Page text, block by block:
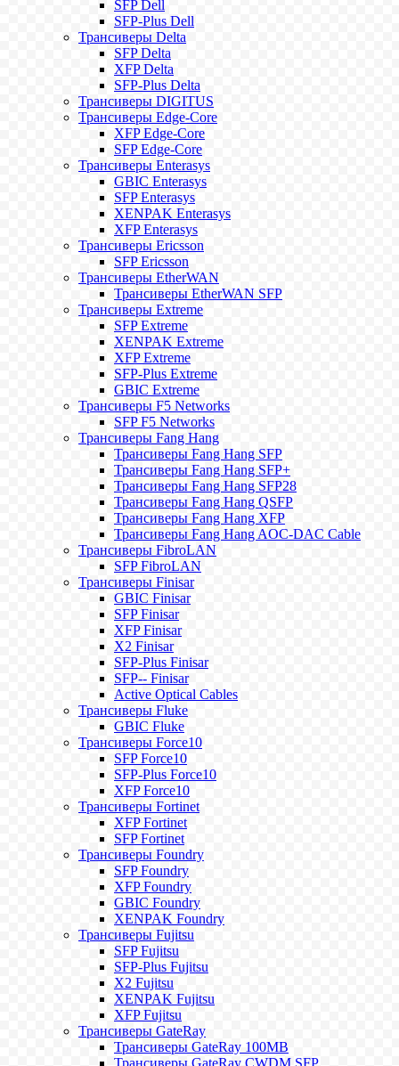
SFP Dell
SFP-Plus Dell
Трансиверы Delta
SFP Delta
XFP Delta
SFP-Plus Delta
Трансиверы DIGITUS
Трансиверы Edge-Core
XFP Edge-Core
SFP Edge-Core
Трансиверы Enterasys
GBIC Enterasys
SFP Enterasys
XENPAK Enterasys
XFP Enterasys
Трансиверы Ericsson
SFP Ericsson
Трансиверы EtherWAN
Трансиверы EtherWAN SFP
Трансиверы Extreme
SFP Extreme
XENPAK Extreme
XFP Extreme
SFP-Plus Extreme
GBIC Extreme
Трансиверы F5 Networks
SFP F5 Networks
Трансиверы Fang Hang
Трансиверы Fang Hang SFP
Трансиверы Fang Hang SFP+
Трансиверы Fang Hang SFP28
Трансиверы Fang Hang QSFP
Трансиверы Fang Hang XFP
Трансиверы Fang Hang AOC-DAC Cable
Трансиверы FibroLAN
SFP FibroLAN
Трансиверы Finisar
GBIC Finisar
SFP Finisar
XFP Finisar
X2 Finisar
SFP-Plus Finisar
SFP-- Finisar
Active Optical Cables
Трансиверы Fluke
GBIC Fluke
Трансиверы Force10
SFP Force10
SFP-Plus Force10
XFP Force10
Трансиверы Fortinet
XFP Fortinet
SFP Fortinet
Трансиверы Foundry
SFP Foundry
XFP Foundry
GBIC Foundry
XENPAK Foundry
Трансиверы Fujitsu
SFP Fujitsu
SFP-Plus Fujitsu
X2 Fujitsu
XENPAK Fujitsu
XFP Fujitsu
Трансиверы GateRay
Трансиверы GateRay 100MB
Трансиверы GateRay CWDM SFP